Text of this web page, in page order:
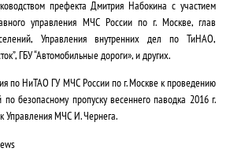
префекта Дмитрия Набокина с участием
управления МЧС России по г. Москве, глав
Управления внутренних дел по ТиНАО,
ГБУ “Автомобильные дороги», и других.
по НиТАО ГУ МЧС России по г. Москве к проведению
безопасному пропуску весеннего паводка 2016 г.
Управления МЧС И. Чернега.